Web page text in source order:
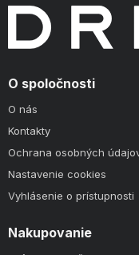
O spoločnosti
O nás
Kontakty
Ochrana osobných
Nastavenie cookies
Vyhlásenie o prístupnosti
Nakupovanie